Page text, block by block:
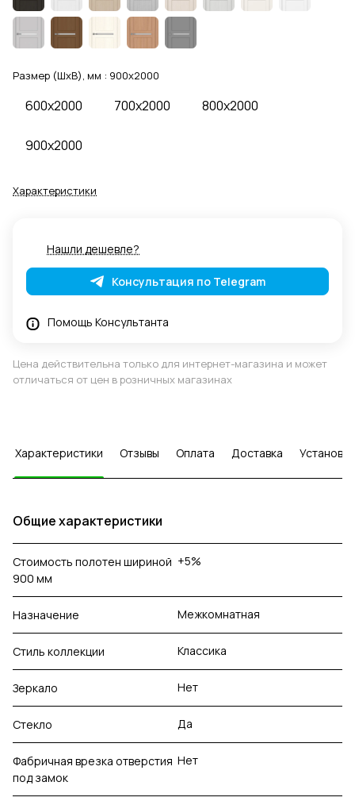
Размер (ШхВ), мм : 900x2000
600x2000 700x2000 800x2000
900x2000
Характеристики
Нашли дешевле?
Консультация по Telegram
Помощь Консультанта
Цена действительна только для интернет-магазина и может
отличаться от цен в розничных магазинах
Характеристики Отзывы Оплата Доставка Установка
Общие характеристики
Стоимость полотен шириной
900 мм
+5%
Назначение Межкомнатная
Стиль коллекции Классика
Зеркало Нет
Стекло Да
Фабричная врезка отверстия
под замок
Нет